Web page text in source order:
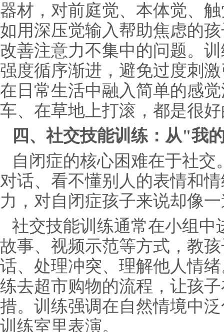
器材，对前庭觉、本体觉、
如用深压觉输入帮助焦虑的
改善注意力不集中的问题。
强度循序渐进，避免过度刺
在日常生活中融入简单的感
车、在草地上打滚，都是很
四、社交技能训练：从"我
自闭症的核心困难在于社
对话、看不懂别人的表情和
力，对自闭症孩子来说却像
社交技能训练通常在小组
故事、视频示范等方式，教
话、处理冲突、理解他人情
练去超市购物的流程，让孩
措。训练强调在自然情境中
训练室里表演。